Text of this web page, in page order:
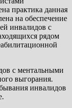
практика данная
на обеспечение
инвалидов с
рядом
с ментальными
выгорания.
инвалидов